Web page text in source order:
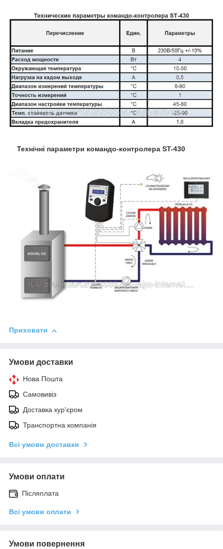
Технічні параметри командо-контролера ST-430
Приховати
Умови доставки
Нова Пошта
Самовивіз
Доставка кур'єром
Транспортна компанія
Всі умови доставки
Умови оплати
Післяплата
Всі умови оплати
Умови повернення